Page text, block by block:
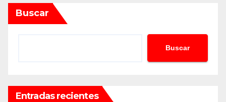
Buscar
Buscar
Entradas recientes